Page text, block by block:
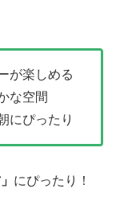
が楽しめる
な空間
にぴったり
にぴったり！